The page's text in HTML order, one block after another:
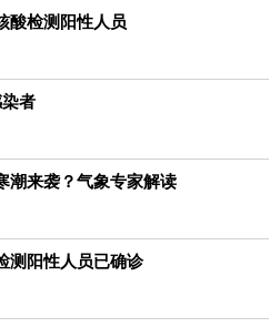
酸检测阳性人员
者
潮来袭？气象专家解读
测阳性人员已确诊